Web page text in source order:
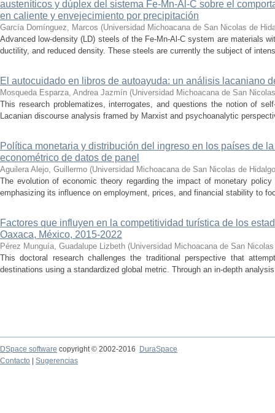
austeníticos y dúplex del sistema Fe-Mn-Al-C sobre el
en caliente y envejecimiento por precipitación
García Domínguez, Marcos (Universidad Michoacana de San Nicolas de
Advanced low-density (LD) steels of the Fe-Mn-Al-C system are materials
ductility, and reduced density. These steels are currently the subject of
El autocuidado en libros de autoayuda: un análisis lacaniano
Mosqueda Esparza, Andrea Jazmín (Universidad Michoacana de San
This research problematizes, interrogates, and questions the notion of
Lacanian discourse analysis framed by Marxist and psychoanalytic
Política monetaria y distribución del ingreso en los países de
econométrico de datos de panel
Aguilera Alejo, Guillermo (Universidad Michoacana de San Nicolas de Hidalgo
The evolution of economic theory regarding the impact of monetary
emphasizing its influence on employment, prices, and financial stability to
Factores que influyen en la competitividad turística de los
Oaxaca, México, 2015-2022
Pérez Munguía, Guadalupe Lizbeth (Universidad Michoacana de San
This doctoral research challenges the traditional perspective that
destinations using a standardized global metric. Through an in-depth
DSpace software copyright © 2002-2016
DuraSpace
Contacto
Sugerencias